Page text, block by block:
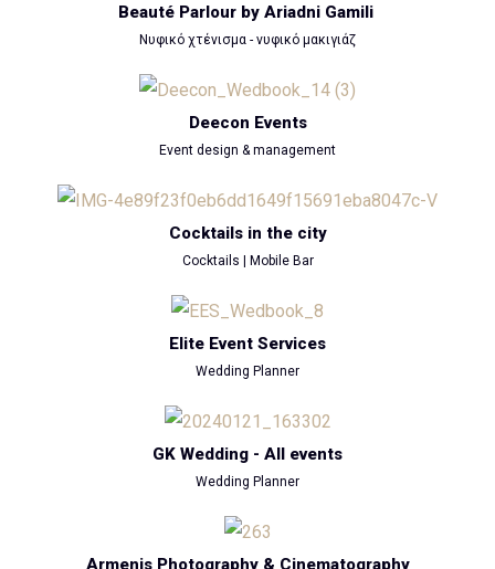
Beauté Parlour by Ariadni Gamili
Νυφικό χτένισμα - νυφικό μακιγιάζ
Deecon Events
Event design & management
Cocktails in the city
Cocktails | Mobile Bar
Elite Event Services
Wedding Planner
GK Wedding - All events
Wedding Planner
Armenis Photography & Cinematography